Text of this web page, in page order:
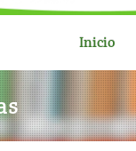
Inicio